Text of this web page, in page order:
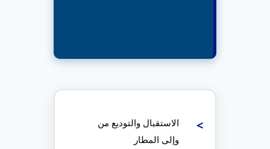
الاستقبال والتوديع من
وإلى المطار